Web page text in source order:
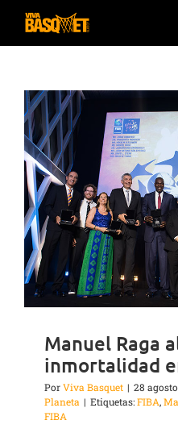
Saltar
Manuel Raga
inmortalidad
PorViva Basquet | 28
Planeta | Etiquetas:FIBA,
FIBA